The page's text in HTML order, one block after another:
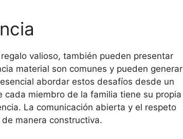
valioso, también pueden presentar
material son comunes y pueden generar
abordar estos desafíos desde un
cada miembro de la familia tiene su propia
La comunicación abierta y el respeto
manera constructiva.